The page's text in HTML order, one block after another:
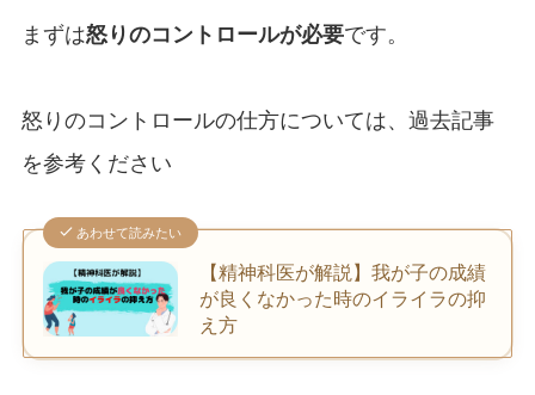
まずは怒りのコントロールが必要です。
怒りのコントロールの仕方については、過去記事
を参考ください
あわせて読みたい
【精神科医が解説】我が子の成績
が良くなかった時のイライラの抑
え方